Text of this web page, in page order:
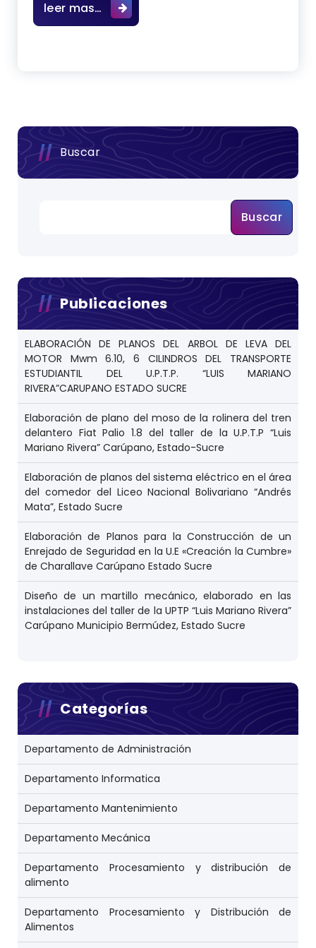
leer mas… Elaboración de planos, de la
Buscar
Buscar
Publicaciones
ELABORACIÓN DE PLANOS DEL ARBOL DE LEVA DEL
MOTOR Mwm 6.10, 6 CILINDROS DEL TRANSPORTE
ESTUDIANTIL DEL U.P.T.P. “LUIS MARIANO
RIVERA”CARUPANO ESTADO SUCRE
Elaboración de plano del moso de la rolinera del tren
delantero Fiat Palio 1.8 del taller de la U.P.T.P “Luis
Mariano Rivera” Carúpano, Estado-Sucre
Elaboración de planos del sistema eléctrico en el área
del comedor del Liceo Nacional Bolivariano “Andrés
Mata”, Estado Sucre
Elaboración de Planos para la Construcción de un
Enrejado de Seguridad en la U.E «Creación la Cumbre»
de Charallave Carúpano Estado Sucre
Diseño de un martillo mecánico, elaborado en las
instalaciones del taller de la UPTP “Luis Mariano Rivera”
Carúpano Municipio Bermúdez, Estado Sucre
Categorías
Departamento de Administración
Departamento Informatica
Departamento Mantenimiento
Departamento Mecánica
Departamento Procesamiento y distribución de
alimento
Departamento Procesamiento y Distribución de
Alimentos